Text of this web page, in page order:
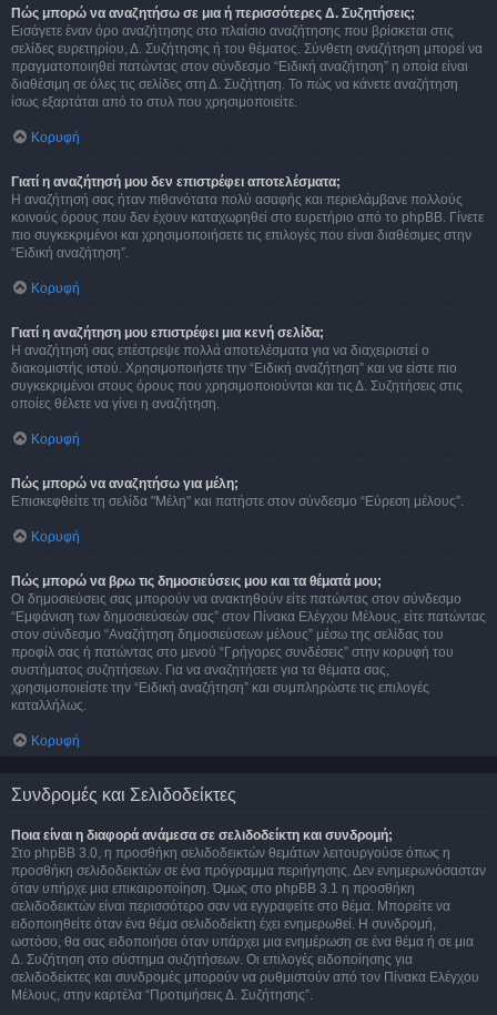
Πώς μπορώ να αναζητήσω σε μια ή περισσότερες Δ. Συζητήσεις;
Εισάγετε έναν όρο αναζήτησης στο πλαίσιο αναζήτησης που βρίσκεται στις
σελίδες ευρετηρίου, Δ. Συζήτησης ή του θέματος. Σύνθετη αναζήτηση μπορεί να
πραγματοποιηθεί πατώντας στον σύνδεσμο “Ειδική αναζήτηση” η οποία είναι
διαθέσιμη σε όλες τις σελίδες στη Δ. Συζήτηση. Το πώς να κάνετε αναζήτηση
ίσως εξαρτάται από το στυλ που χρησιμοποιείτε.
Κορυφή
Γιατί η αναζήτησή μου δεν επιστρέφει αποτελέσματα;
Η αναζήτησή σας ήταν πιθανότατα πολύ ασαφής και περιελάμβανε πολλούς
κοινούς όρους που δεν έχουν καταχωρηθεί στο ευρετήριο από το phpBB. Γίνετε
πιο συγκεκριμένοι και χρησιμοποιήσετε τις επιλογές που είναι διαθέσιμες στην
“Ειδική αναζήτηση”.
Κορυφή
Γιατί η αναζήτηση μου επιστρέφει μια κενή σελίδα;
Η αναζήτησή σας επέστρεψε πολλά αποτελέσματα για να διαχειριστεί ο
διακομιστής ιστού. Χρησιμοποιήστε την “Ειδική αναζήτηση” και να είστε πιο
συγκεκριμένοι στους όρους που χρησιμοποιούνται και τις Δ. Συζητήσεις στις
οποίες θέλετε να γίνει η αναζήτηση.
Κορυφή
Πώς μπορώ να αναζητήσω για μέλη;
Επισκεφθείτε τη σελίδα "Μέλη" και πατήστε στον σύνδεσμο “Εύρεση μέλους”.
Κορυφή
Πώς μπορώ να βρω τις δημοσιεύσεις μου και τα θέματά μου;
Οι δημοσιεύσεις σας μπορούν να ανακτηθούν είτε πατώντας στον σύνδεσμο
“Εμφάνιση των δημοσιεύσεών σας” στον Πίνακα Ελέγχου Μέλους, είτε πατώντας
στον σύνδεσμο “Αναζήτηση δημοσιεύσεων μέλους” μέσω της σελίδας του
προφίλ σας ή πατώντας στο μενού “Γρήγορες συνδέσεις” στην κορυφή του
συστήματος συζητήσεων. Για να αναζητήσετε για τα θέματα σας,
χρησιμοποιείστε την “Ειδική αναζήτηση” και συμπληρώστε τις επιλογές
καταλλήλως.
Κορυφή
Συνδρομές και Σελιδοδείκτες
Ποια είναι η διαφορά ανάμεσα σε σελιδοδείκτη και συνδρομή;
Στο phpBB 3.0, η προσθήκη σελιδοδεικτών θεμάτων λειτουργούσε όπως η
προσθήκη σελιδοδεικτών σε ένα πρόγραμμα περιήγησης. Δεν ενημερωνόσασταν
όταν υπήρχε μια επικαιροποίηση. Όμως στο phpBB 3.1 η προσθήκη
σελιδοδεικτών είναι περισσότερο σαν να εγγραφείτε στο θέμα. Μπορείτε να
ειδοποιηθείτε όταν ένα θέμα σελιδοδείκτη έχει ενημερωθεί. Η συνδρομή,
ωστόσο, θα σας ειδοποιήσει όταν υπάρχει μια ενημέρωση σε ένα θέμα ή σε μια
Δ. Συζήτηση στο σύστημα συζητήσεων. Οι επιλογές ειδοποίησης για
σελιδοδείκτες και συνδρομές μπορούν να ρυθμιστούν από τον Πίνακα Ελέγχου
Μέλους, στην καρτέλα “Προτιμήσεις Δ. Συζήτησης”.